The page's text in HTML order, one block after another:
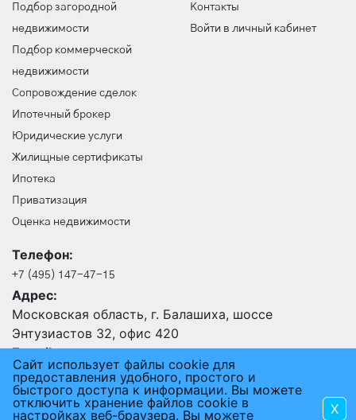
Подбор загородной
недвижимости
Подбор коммерческой
недвижимости
Сопровождение сделок
Ипотечный брокер
Юридические услуги
Жилищные сертификаты
Ипотека
Приватизация
Оценка недвижимости
Контакты
Войти в личный кабинет
Телефон:
+7 (495) 147-47-15
Адрес:
Московская область, г. Балашиха, шоссе
Энтузиастов 32, офис 420
E-mail:
24@an-rus.ru
2015 - 2026 © АГЕНТСТВО НЕДВИЖИМОСТИ РУСЬ
Сайт использует файлы cookie для
предоставления удобного, простого и
быстрого доступа к информации. Вы можете
отключить хранение файлов cookie в
настройках веб-браузера. Вы можете
X